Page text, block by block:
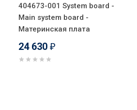
404673-001 System board -
Main system board -
Материнская плата
24 630 ₽